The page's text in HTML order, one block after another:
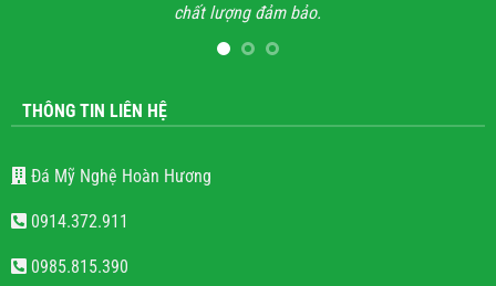
chất lượng đảm bảo.
THÔNG TIN LIÊN HỆ
Đá Mỹ Nghệ Hoàn Hương
0914.372.911
0985.815.390